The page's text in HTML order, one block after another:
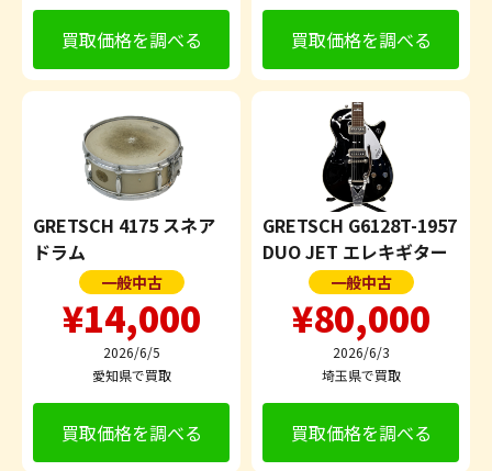
買取価格を調べる 買取価格を調べる
GRETSCH 4175 スネア
ドラム
一般中古
¥14,000
2026/6/5
愛知県で買取
買取価格を調べる
GRETSCH G6128T-1957
DUO JET エレキギター
一般中古
¥80,000
2026/6/3
埼玉県で買取
買取価格を調べる